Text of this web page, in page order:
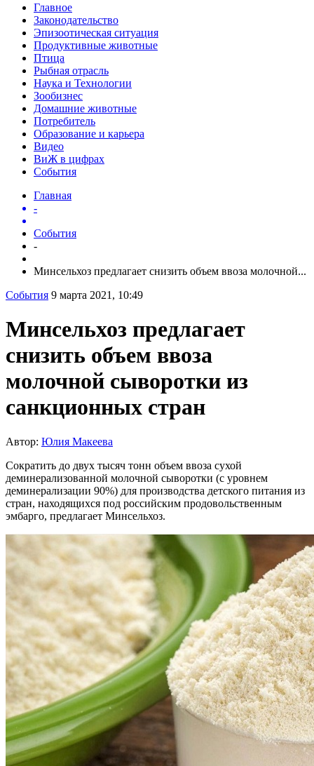
Главное
Законодательство
Эпизоотическая ситуация
Продуктивные животные
Птица
Рыбная отрасль
Наука и Технологии
Зообизнес
Домашние животные
Потребитель
Образование и карьера
Видео
ВиЖ в цифрах
События
Главная
-
События
-
Минсельхоз предлагает снизить объем ввоза молочной...
События 9 марта 2021, 10:49
Минсельхоз предлагает
снизить объем ввоза
молочной сыворотки из
санкционных стран
Автор: Юлия Макеева
Сократить до двух тысяч тонн объем ввоза сухой
деминерализованной молочной сыворотки (с уровнем
деминерализации 90%) для производства детского питания из
стран, находящихся под российским продовольственным
эмбарго, предлагает Минсельхоз.